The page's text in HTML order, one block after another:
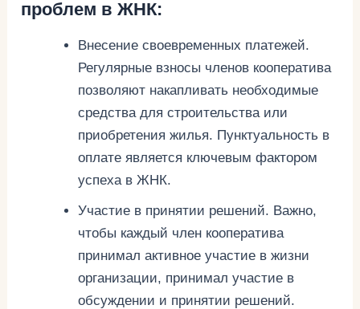
проблем в ЖНК:
Внесение своевременных платежей.
Регулярные взносы членов кооператива
позволяют накапливать необходимые
средства для строительства или
приобретения жилья. Пунктуальность в
оплате является ключевым фактором
успеха в ЖНК.
Участие в принятии решений. Важно,
чтобы каждый член кооператива
принимал активное участие в жизни
организации, принимал участие в
обсуждении и принятии решений.